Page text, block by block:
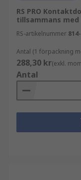
RS PRO
tillsammans med
RS-artikelnummer
Antal (1 förpackning
288,30 kr(exkl.
Antal